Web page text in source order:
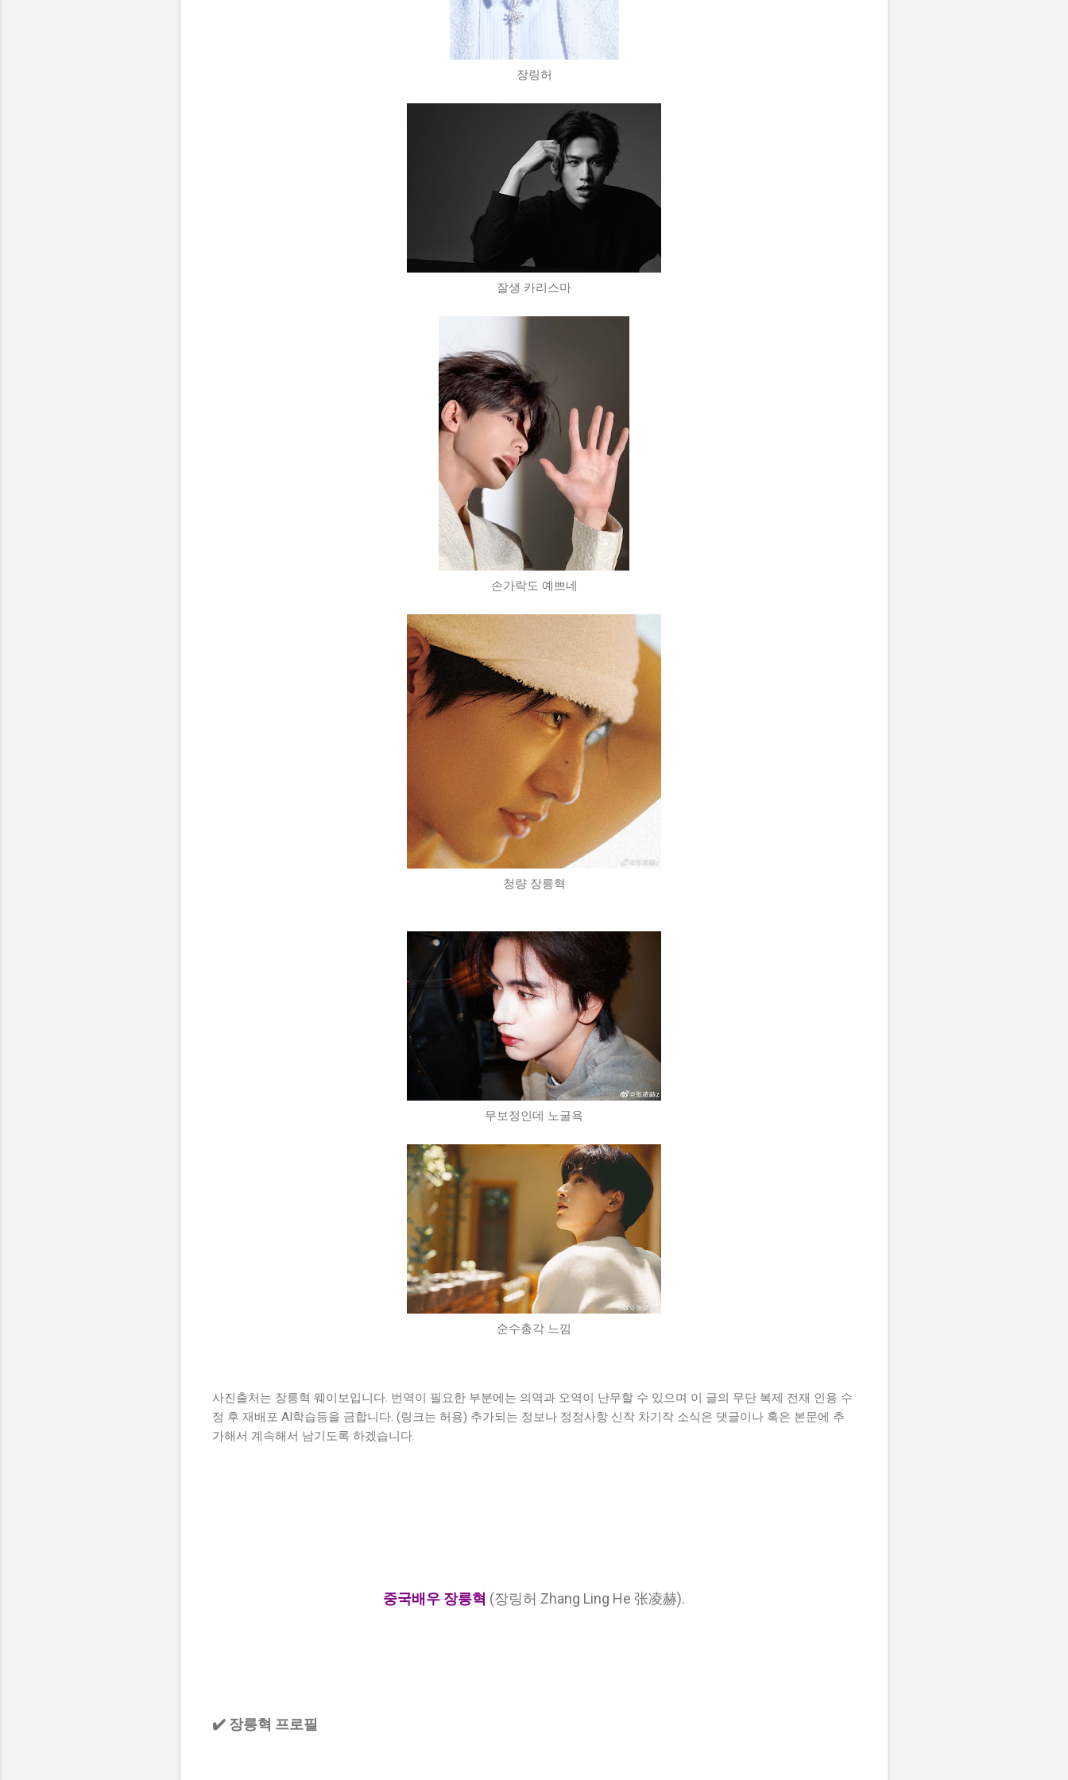
장링허
잘생 카리스마
손가락도 예쁘네
청량 장릉혁
무보정인데 노굴욕
순수총각 느낌
사진출처는 장릉혁 웨이보입니다. 번역이 필요한 부분에는 의역과 오역이 난무할 수 있으며 이 글의 무단 복제 전재 인용 수
정 후 재배포 AI학습등을 금합니다. (링크는 허용) 추가되는 정보나 정정사항 신작 차기작 소식은 댓글이나 혹은 본문에 추
가해서 계속해서 남기도록 하겠습니다
중국배우 장릉혁 (장링허 Zhang Ling He 张凌赫).
✔️ 장릉혁 프로필